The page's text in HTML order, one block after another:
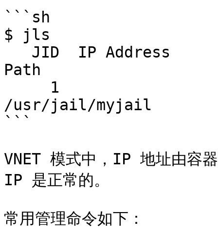
```sh
$ jls
Path
/usr/jail/myjail
```
VNET 模式中，IP 地址由容
IP 是正常的。
常用管理命令如下：